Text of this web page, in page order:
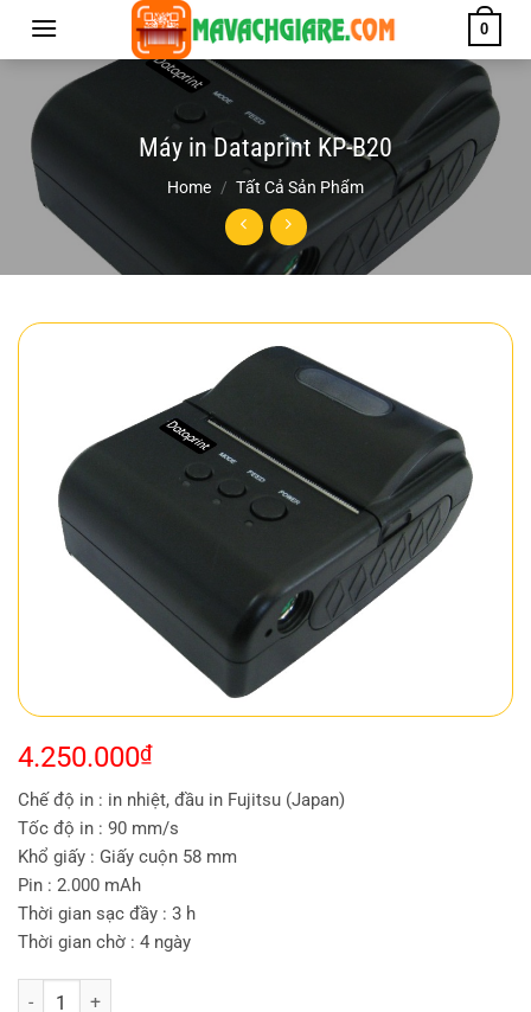
0
Máy in Dataprint KP-B20
Home / Tất Cả Sản Phẩm
4.250.000₫
Chế độ in : in nhiệt, đầu in Fujitsu (Japan)
Tốc độ in : 90 mm/s
Khổ giấy : Giấy cuộn 58 mm
Pin : 2.000 mAh
Thời gian sạc đầy : 3 h
Thời gian chờ : 4 ngày
Máy in Dataprint KP-B20 quantity